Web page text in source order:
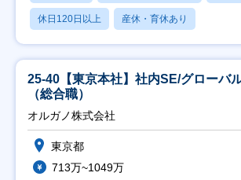
休日120日以上 産休・育休あり
25-40【東京本社】社内SE/グローバ
（総合職）
オルガノ株式会社
東京都
713万~1049万